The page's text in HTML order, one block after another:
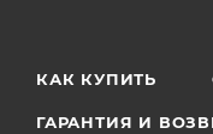
КАК КУПИТЬ
ГАРАНТИЯ И